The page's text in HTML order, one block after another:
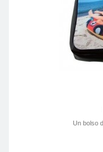
Un bolso